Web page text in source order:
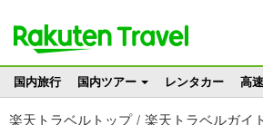
国内旅行 国内ツアー レンタカー 高
楽天トラベルトップ 楽天トラベルガイ